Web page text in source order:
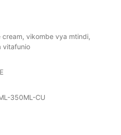
cream, vikombe vya mtindi,
vitafunio
350ML-CU